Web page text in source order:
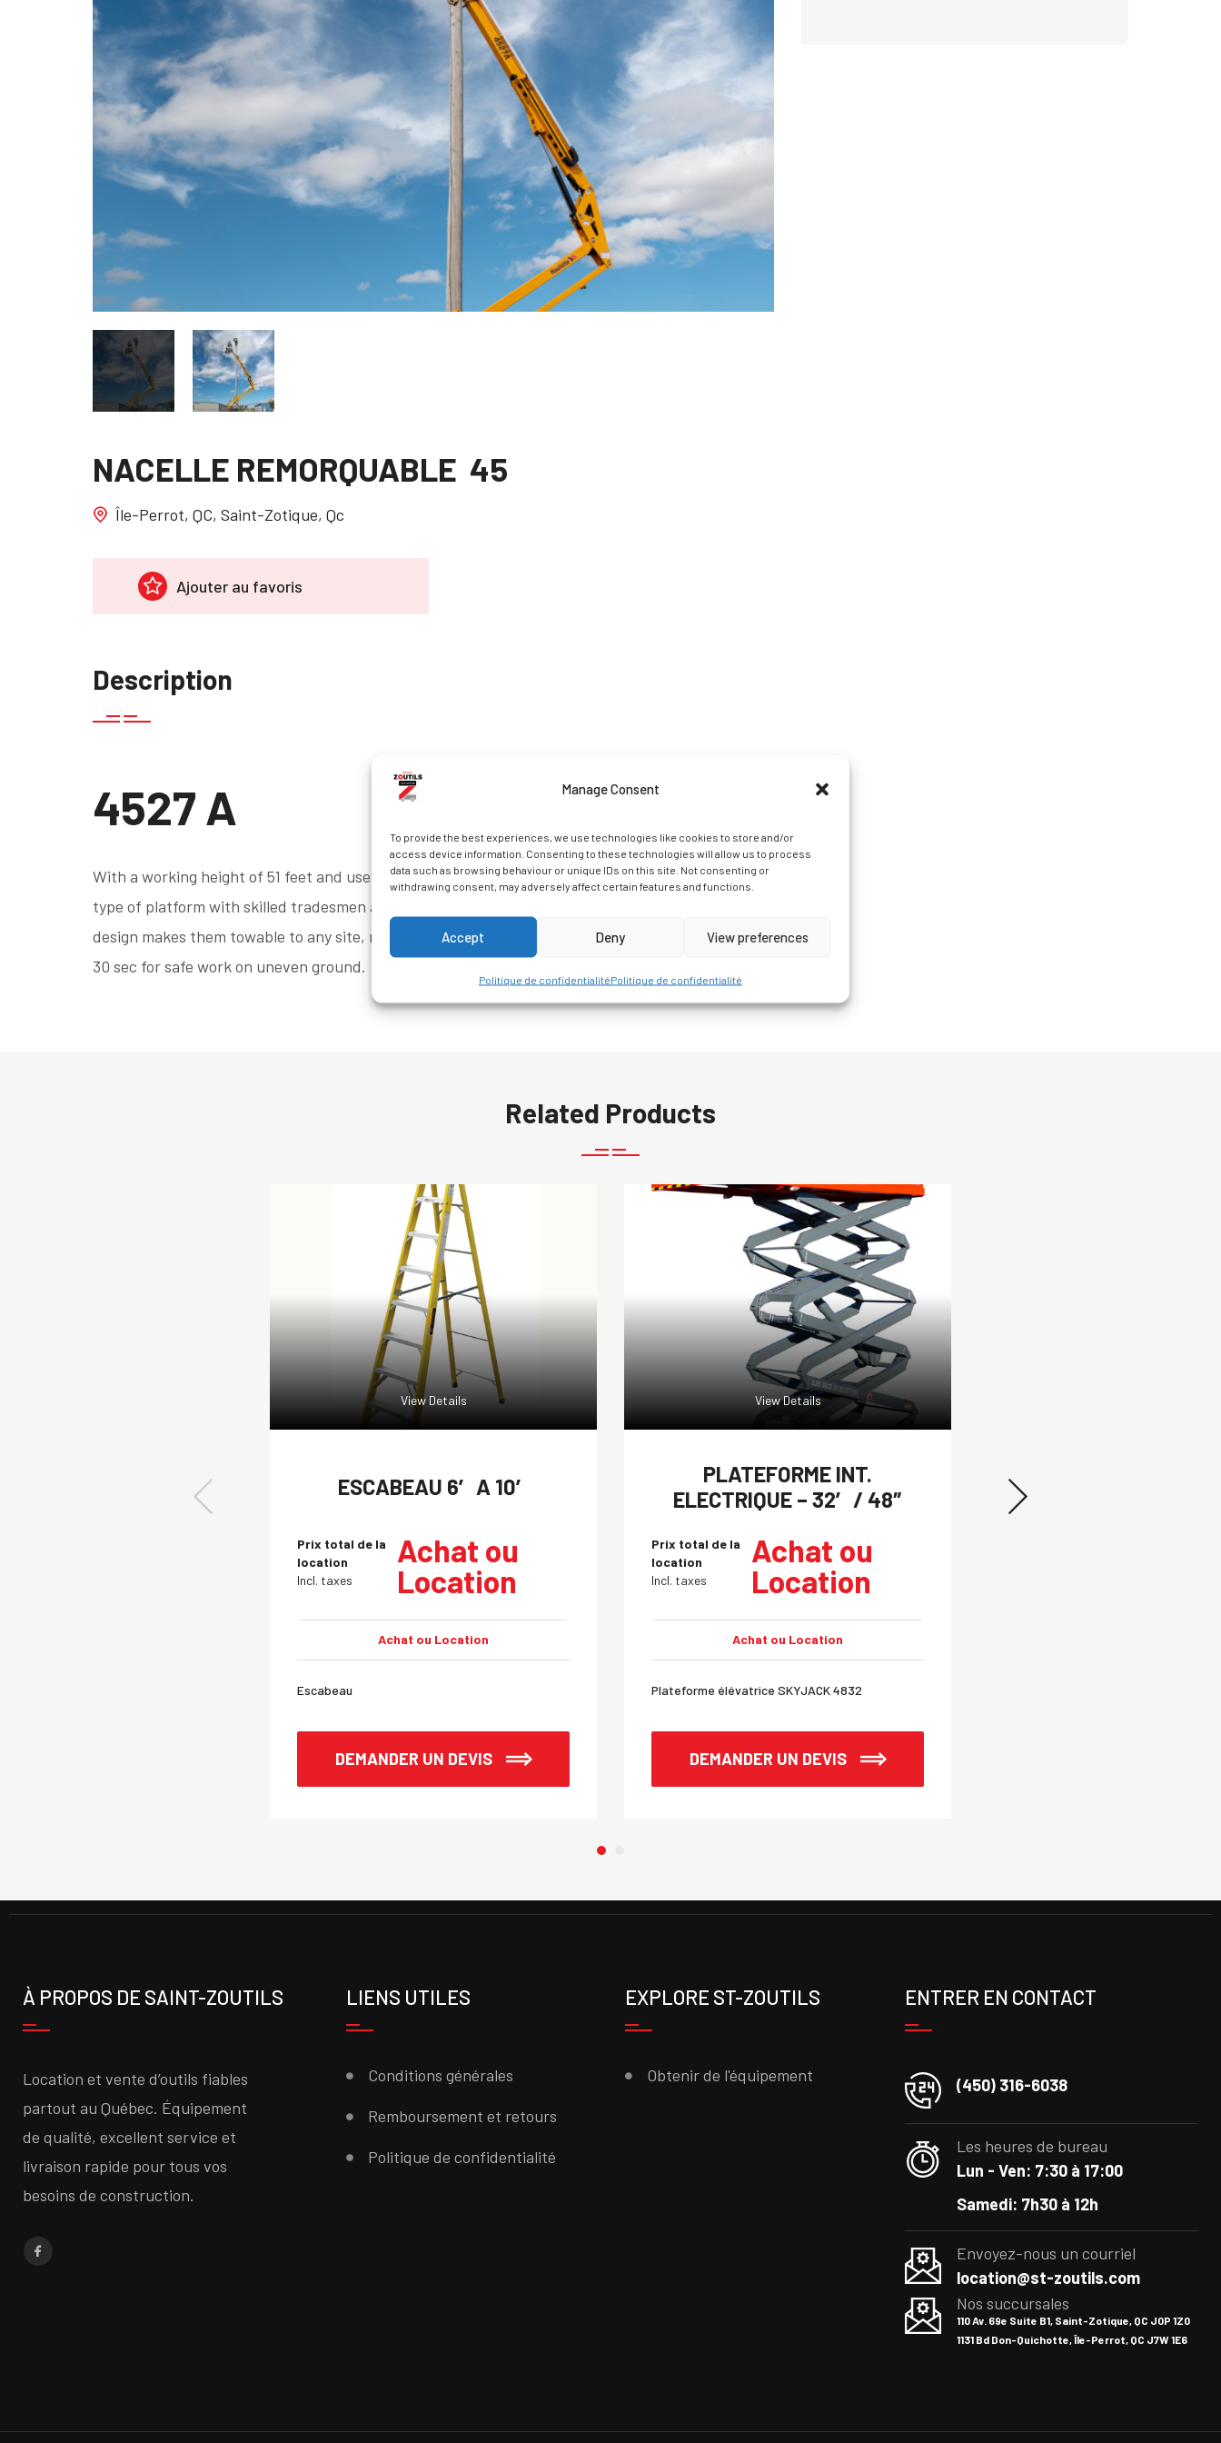
Manage Consent
To provide the best experiences, we use technologies like cookies to store and/or
access device information. Consenting to these technologies will allow us to process
data such as browsing behaviour or unique IDs on this site. Not consenting or
withdrawing consent, may adversely affect certain features and functions.
Accept Deny View preferences
Politique de confidentialitéPolitique de confidentialité
NACELLE REMORQUABLE 45
Île-Perrot, QC, Saint-Zotique, Qc
Ajouter au favoris
Description
4527 A
With a working height of 51 feet and useable both in and outdoors, the 4527 A is the most popular
type of platform with skilled tradesmen and local communities. The compact and lightweight
design makes them towable to any site, no CDL required. Hydraulic outriggers set-up in less than
30 sec for safe work on uneven ground.
Related Products
View Details
ESCABEAU 6′ A 10′
Prix total de la
location
Incl. taxes
Achat ou
Location
Achat ou Location
Escabeau
DEMANDER UN DEVIS
View Details
PLATEFORME INT.
ELECTRIQUE – 32′ / 48″
Prix total de la
location
Incl. taxes
Achat ou
Location
Achat ou Location
Plateforme élévatrice SKYJACK 4832
DEMANDER UN DEVIS
À PROPOS DE SAINT-ZOUTILS
Location et vente d’outils fiables
partout au Québec. Équipement
de qualité, excellent service et
livraison rapide pour tous vos
besoins de construction.
LIENS UTILES
Conditions générales
Remboursement et retours
Politique de confidentialité
EXPLORE ST-ZOUTILS
Obtenir de l'équipement
ENTRER EN CONTACT
(450) 316-6038
Les heures de bureau
Lun - Ven: 7:30 à 17:00
Samedi: 7h30 à 12h
Envoyez-nous un courriel
location@st-zoutils.com
Nos succursales
110 Av. 69e Suite B1, Saint-Zotique, QC J0P 1Z0
1131 Bd Don-Quichotte, Île-Perrot, QC J7W 1E6